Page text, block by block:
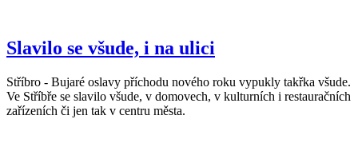
Slavilo se všude, i na ulici
Stříbro - Bujaré oslavy příchodu nového roku vypukly takřka všude.
Ve Stříbře se slavilo všude, v domovech, v kulturních i restauračních
zařízeních či jen tak v centru města.